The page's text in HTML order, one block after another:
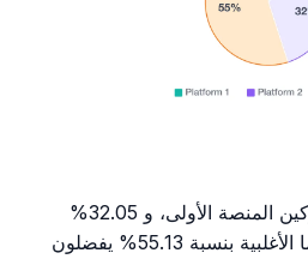
يفضل 12.82% من المشاركين المنصة الأولى، و 32.05%
يفضلون المنصة الثانية، بينما الأغلبية بنسبة 55.13% يفضلون